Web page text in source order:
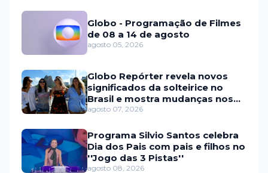
Globo - Programação de Filmes
de 08 a 14 de agosto
agosto 05, 2026
Globo Repórter revela novos
significados da solteirice no
Brasil e mostra mudanças nos
relacionamentos
agosto 07, 2026
Programa Silvio Santos celebra
Dia dos Pais com pais e filhos no
''Jogo das 3 Pistas''
agosto 08, 2026